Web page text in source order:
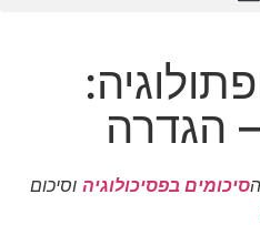
הגדרה
סיכומים בפסיכולוגיה וסיכום